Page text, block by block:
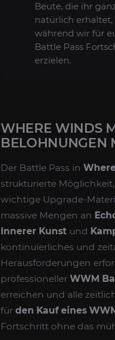
Beute, die ihr
natürlich erhaltet,
während wir für
Battle Pass
erzielen.
WHERE WINDS
BELOHNUNGEN
Der Battle Pass in
strukturierte
wichtige Upgrade-
massive Mengen an
Innerer Kunst und
kontinuierliches und
Herausforderungen
professioneller WWM
erreichen und alle
für den Kauf eines
Fortschritt ohne das